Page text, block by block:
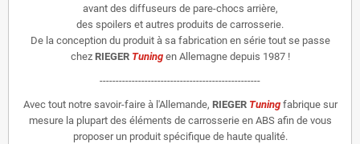
avant des diffuseurs de pare-chocs arrière,
des spoilers et autres produits de carrosserie.
De la conception du produit à sa fabrication en série tout se passe
chez RIEGER Tuningen Allemagne depuis 1987 !
--------------------------------------------------
Avec tout notre savoir-faire à l'Allemande, RIEGER Tuning fabrique sur
mesure la plupart des éléments de carrosserie en ABS afin de vous
proposer un produit spécifique de haute qualité.